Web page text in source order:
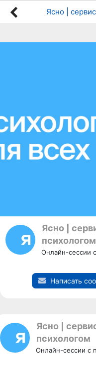
Ясно |
психологом
Онлайн-сессии
Написать
Ясно |
психологом
Онлайн-сессии с